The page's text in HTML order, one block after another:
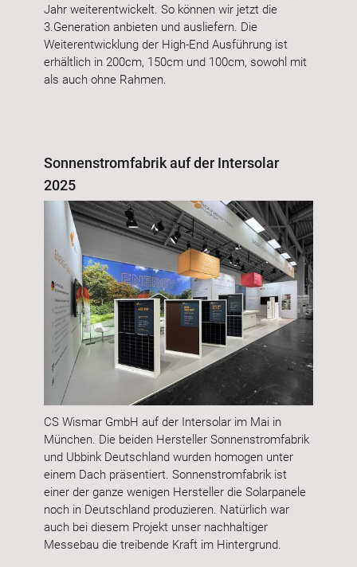
Jahr weiterentwickelt. So können wir jetzt die
3.Generation anbieten und ausliefern. Die
Weiterentwicklung der High-End Ausführung ist
erhältlich in 200cm, 150cm und 100cm, sowohl mit
als auch ohne Rahmen.
Sonnenstromfabrik auf der Intersolar
2025
CS Wismar GmbH auf der Intersolar im Mai in
München. Die beiden Hersteller Sonnenstromfabrik
und Ubbink Deutschland wurden homogen unter
einem Dach präsentiert. Sonnenstromfabrik ist
einer der ganze wenigen Hersteller die Solarpanele
noch in Deutschland produzieren. Natürlich war
auch bei diesem Projekt unser nachhaltiger
Messebau die treibende Kraft im Hintergrund.